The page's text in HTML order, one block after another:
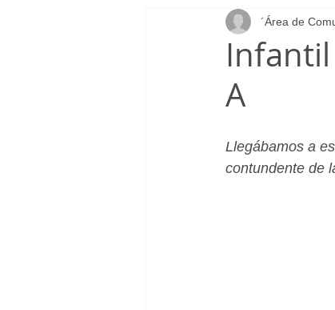
Infantil_Femenino
Cadete_Masculino
A
´Área de
Llegábamos a
contundente de